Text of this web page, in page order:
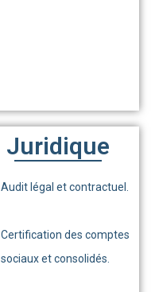
Juridique
Audit légal et contractuel.
Certification des comptes
sociaux et consolidés.